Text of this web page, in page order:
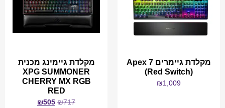
מקלדת גיימרים Apex 7
(Red Switch)
₪1,009
מקלדת גיימינג מכנית
XPG SUMMONER
CHERRY MX RGB
RED
₪717
₪505